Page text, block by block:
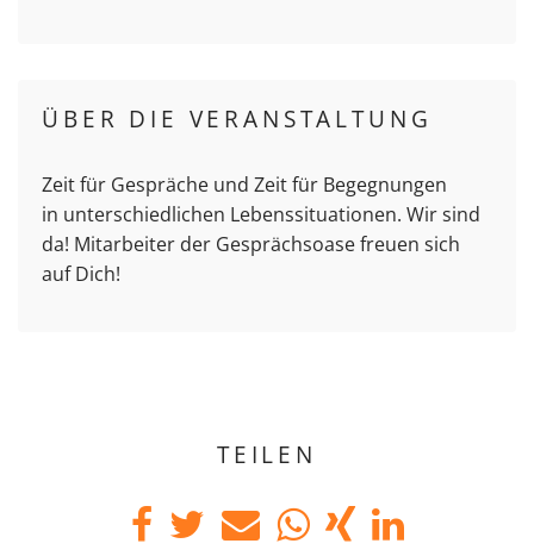
ÜBER DIE VERANSTALTUNG
Zeit für Gespräche und Zeit für Begegnungen
in unterschiedlichen Lebenssituationen. Wir sind
da! Mitarbeiter der Gesprächsoase freuen sich
auf Dich!
TEILEN